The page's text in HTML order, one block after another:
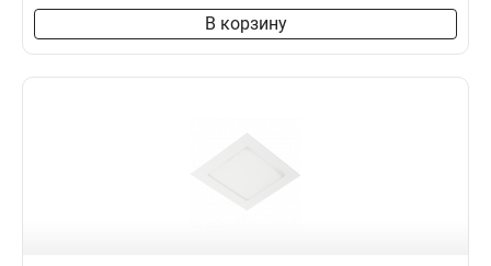
В корзину